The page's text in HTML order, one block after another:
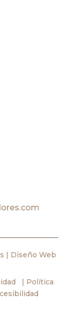
| Diseño Web
Política